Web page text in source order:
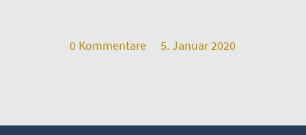
0 Kommentare
/ 5. Januar 2020